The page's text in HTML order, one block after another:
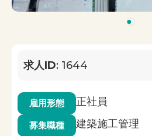
求人ID: 1644
雇用形態 正社員
募集職種 建築施工管理